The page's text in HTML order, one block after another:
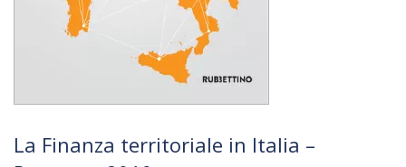
La Finanza territoriale in Italia –